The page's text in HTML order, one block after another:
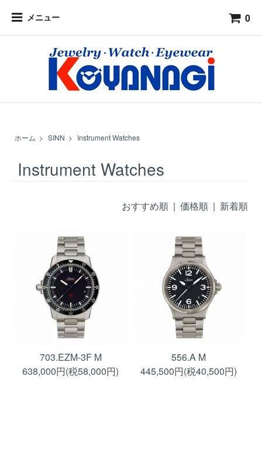
メニュー 0
ホーム > SINN > Instrument Watches
Instrument Watches
おすすめ順| 価格順| 新着順
703.EZM-3F M
638,000円(税58,000円)
556.A M
445,500円(税40,500円)